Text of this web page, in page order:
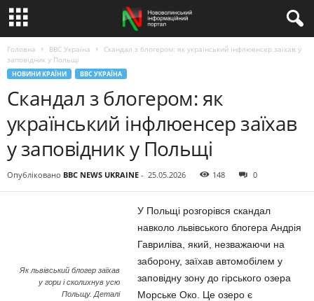
Головна BBC Україна
Скандал з блогером: як український інфлюенсер заїхав у
заповідник у Польщі
НОВИНИ КРАЇНИ BBC УКРАЇНА
Скандал з блогером: як
український інфлюенсер заїхав
у заповідник у Польщі
Опубліковано BBC NEWS UKRAINE - 25.05.2026 148 0
Як львівський блогер заїхав
у гори і сколихнув усю
Польщу. Деталі
У Польщі розгорівся скандал
навколо львівського блогера Андрія
Гавриліва, який, незважаючи на
заборону, заїхав автомобілем у
заповідну зону до гірського озера
Морське Око. Це озеро є